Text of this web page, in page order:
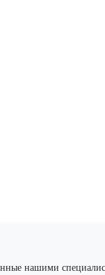
нашими